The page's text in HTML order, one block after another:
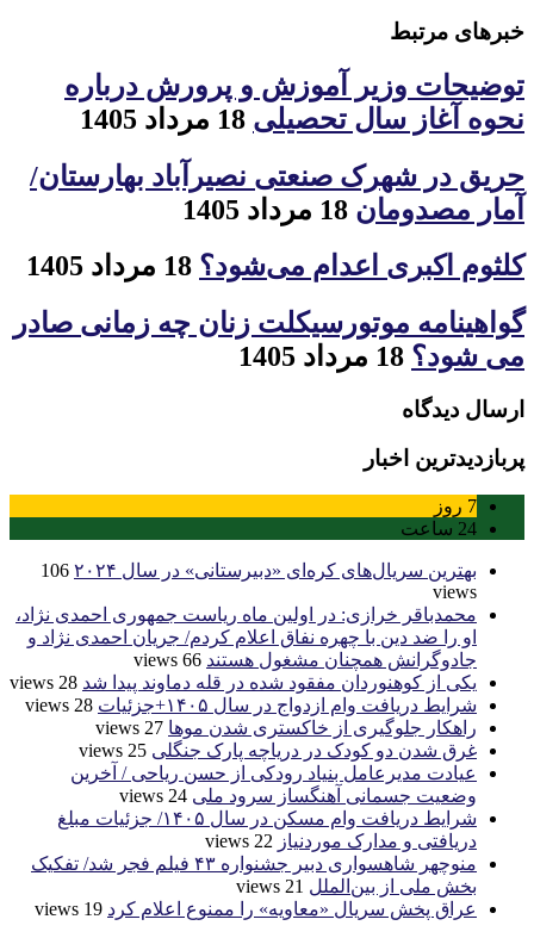
خبرهای مرتبط
توضیحات وزیر آموزش و پرورش درباره
نحوه آغاز سال تحصیلی
حریق در شهرک صنعتی نصیرآباد بهارستان/
آمار مصدومان
کلثوم اکبری اعدام می‌شود؟
گواهینامه موتورسیکلت زنان چه زمانی صادر
می شود؟
ارسال دیدگاه
پربازدیدترین اخبار
7 روز
24 ساعت
بهترین سریال‌های کره‌ای «دبیرستانی» در سال ۲۰۲۴
106
views
محمدباقر خرازی: در اولین ماه ریاست جمهوری احمدی نژاد،
او را ضد دین با چهره نفاق اعلام کردم/ جریان احمدی نژاد و
جادوگرانش همچنان مشغول هستند 66 views
یکی از کوهنوردان مفقود شده در قله دماوند پیدا شد 28 views
شرایط دریافت وام ازدواج در سال ۱۴۰۵+جزئیات
28 views
راهکار جلوگیری از خاکستری شدن موها 27 views
غرق شدن دو کودک در دریاچه پارک جنگلی 25 views
عیادت مدیرعامل بنیاد رودکی از حسن ریاحی / آخرین
وضعیت جسمانی آهنگساز سرود ملی 24 views
شرایط دریافت وام مسکن در سال ۱۴۰۵/ جزئیات مبلغ
دریافتی و مدارک موردنیاز 22 views
منوچهر شاهسواری دبیر جشنواره ۴۳ فیلم فجر شد/ تفکیک
بخش ملی از بین‌الملل 21 views
عراق پخش سریال «معاویه» را ممنوع اعلام کرد 19 views